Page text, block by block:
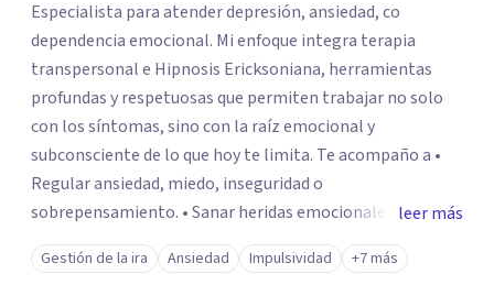
Especialista para atender depresión, ansiedad, co
dependencia emocional. Mi enfoque integra terapia
transpersonal e Hipnosis Ericksoniana, herramientas
profundas y respetuosas que permiten trabajar no solo
con los síntomas, sino con la raíz emocional y
subconsciente de lo que hoy te limita. Te acompaño a •
Regular ansiedad, miedo, inseguridad o
sobrepensamiento. • Sanar heridas emocionales y
fortalecer tu autoestima. . Comprender por qué repites
ciertos patrones o emociones. Puedes superar lo que te
leer más
Gestión de la ira Ansiedad Impulsividad +7 más